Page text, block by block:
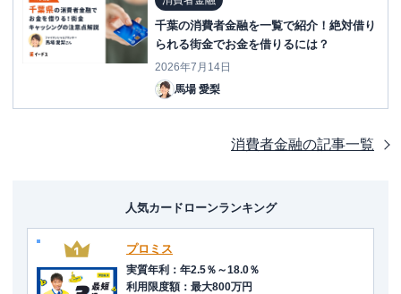
千葉の消費者金融を一覧で紹介！絶対借り
られる街金でお金を借りるには？
2026年7月14日
馬場 愛梨
消費者金融の記事一覧
人気カードローンランキング
プロミス
実質年利 ： 年2.5％～18.0％
利用限度額 ： 最大800万円